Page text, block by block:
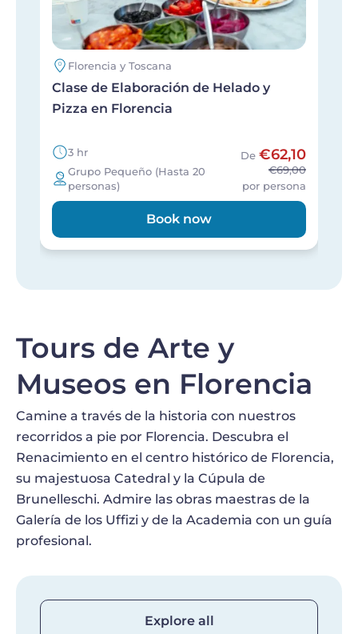
Florencia y Toscana
Clase de Elaboración de Helado y
Pizza en Florencia
3 hr
Grupo Pequeño (Hasta 20
personas)
De €62,10
€69,00
por persona
Book now
Tours de Arte y
Museos en Florencia
Camine a través de la historia con nuestros
recorridos a pie por Florencia. Descubra el
Renacimiento en el centro histórico de Florencia,
su majestuosa Catedral y la Cúpula de
Brunelleschi. Admire las obras maestras de la
Galería de los Uffizi y de la Academia con un guía
profesional.
Explore all